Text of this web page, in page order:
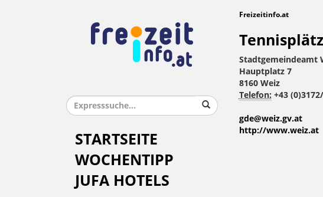
STARTSEITE
WOCHENTIPP
JUFA HOTELS
Freizeitinfo.at
Stadtgemeindeamt
Hauptplatz 7
8160 Weiz
Telefon: +43
gde@weiz.gv.at
http://www.weiz.at